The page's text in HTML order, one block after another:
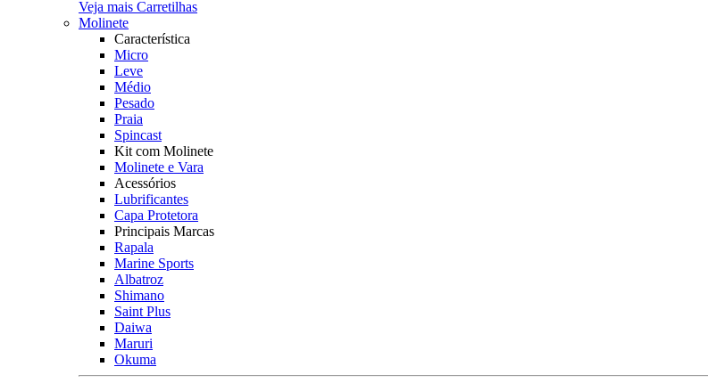
Veja mais Carretilhas
Molinete
Característica
Micro
Leve
Médio
Pesado
Praia
Spincast
Kit com Molinete
Molinete e Vara
Acessórios
Lubrificantes
Capa Protetora
Principais Marcas
Rapala
Marine Sports
Albatroz
Shimano
Saint Plus
Daiwa
Maruri
Okuma